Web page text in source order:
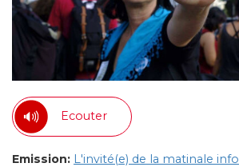
Ecouter
Emission: L'invité(e) de la matinale info